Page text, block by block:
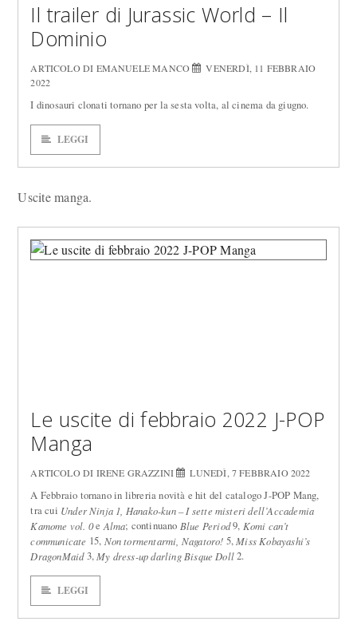
Il trailer di Jurassic World – Il
Dominio
ARTICOLO DI EMANUELE MANCO
VENERDÌ, 11 FEBBRAIO
2022
I dinosauri clonati tornano per la sesta volta, al cinema da giugno.
LEGGI
Uscite manga.
Le uscite di febbraio 2022 J-POP
Manga
ARTICOLO DI IRENE GRAZZINI LUNEDÌ, 7 FEBBRAIO 2022
A Febbraio tornano in libreria novità e hit del catalogo J-POP Mang,
tra cui Under Ninja 1, Hanako-kun – I sette misteri dell’Accademia
Kamome vol. 0e Alma; continuano Blue Period9, Komi can’t
communicate 15, Non tormentarmi, Nagatoro! 5, Miss Kobayashi’s
DragonMaid3, My dress-up darling Bisque Doll2.
LEGGI